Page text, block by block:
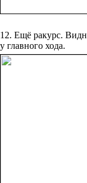
12. Ещё ракурс.
у главного хода.